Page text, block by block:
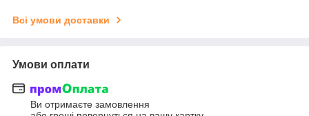
Всі умови доставки
Умови оплати
Ви отримаєте замовлення